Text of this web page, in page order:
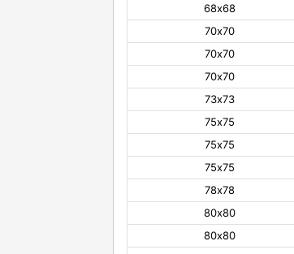
68х68
70х70
70х70
70х70
73х73
75х75
75х75
75х75
78х78
80х80
80х80